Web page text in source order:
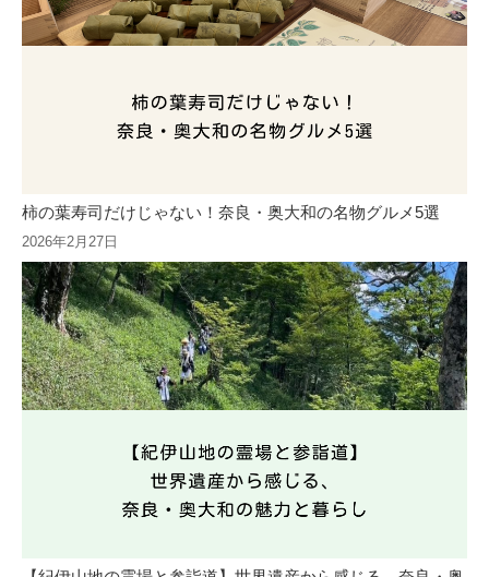
柿の葉寿司だけじゃない！奈良・奥大和の名物グルメ5選
2026年2月27日